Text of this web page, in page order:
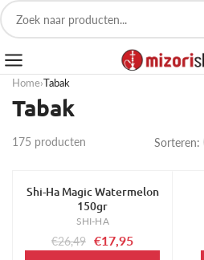
Home›Tabak
Tabak
175 producten Sorteren:
-32%
Shi-Ha Magic Watermelon
150gr
SHI-HA
€26,49 €17,95